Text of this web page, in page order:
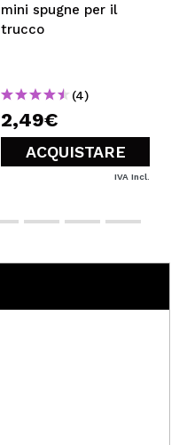
mini spugne per il
trucco
(4)
2,49€
ACQUISTARE
IVA Incl.